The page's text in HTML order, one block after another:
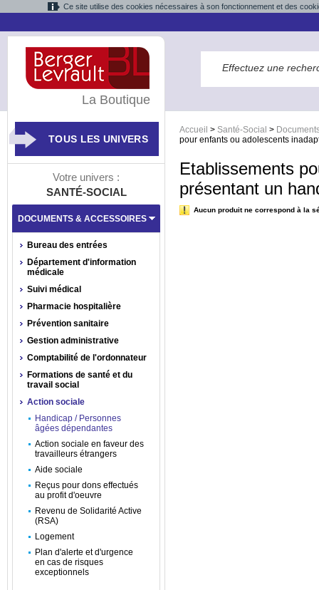
Ce site utilise des cookies nécessaires à son fonctionnement et des
Accueil > Santé-Social >
pour enfants ou adolescents
Etablissements
présentant un
Aucun produit ne correspond à la
La Boutique
TOUS LES UNIVERS
Votre univers :
SANTÉ-SOCIAL
DOCUMENTS & ACCESSOIRES
Bureau des entrées
Département d'information
médicale
Suivi médical
Pharmacie hospitalière
Prévention sanitaire
Gestion administrative
Comptabilité de l'ordonnateur
Formations de santé et du
travail social
Action sociale
Handicap / Personnes
âgées dépendantes
Action sociale en faveur des
travailleurs étrangers
Aide sociale
Reçus pour dons effectués
au profit d'oeuvre
Revenu de Solidarité Active
(RSA)
Logement
Plan d'alerte et d'urgence
en cas de risques
exceptionnels